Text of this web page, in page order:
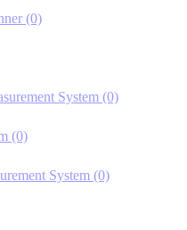
(0)
System (0)
(0)
System (0)